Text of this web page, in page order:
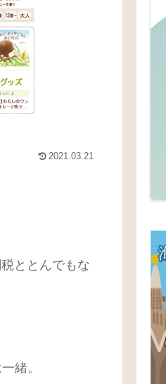
2021.03.21
ととんでもな
緒。